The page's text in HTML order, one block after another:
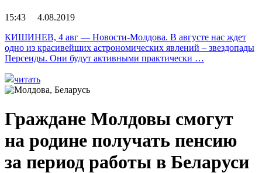
15:43 4.08.2019
КИШИНЕВ, 4 авг — Новости-Молдова. В августе нас ждет
одно из красивейших астрономических явлений – звездопады
Персеиды. Они будут активными практически …
читать
Граждане Молдовы смогут
на родине получать пенсию
за период работы в Беларуси